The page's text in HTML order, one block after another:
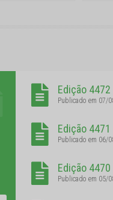
Edição 4472
Publicado em 07/
Edição 4471
Publicado em 06/
Edição 4470
Publicado em 05/